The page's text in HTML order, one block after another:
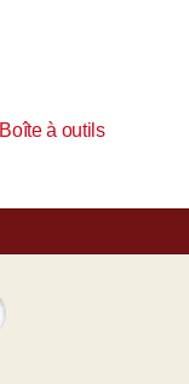
Boîte à outils